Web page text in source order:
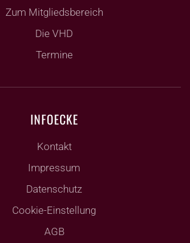
Zum Mitgliedsbereich
Die VHD
Termine
INFOECKE
Kontakt
Impressum
Datenschutz
Cookie-Einstellung
AGB